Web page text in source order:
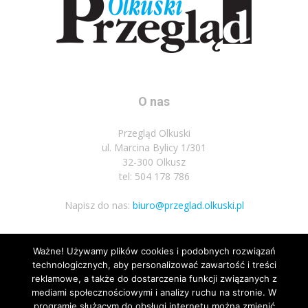
O nas
Przegląd Olkuski
ul. Marcina Bylicy 1/301
32-300 Olkusz
tel: 504 178 786
Napisz do nas: biuro@przeglad.olkuski.pl
Podążaj za nami
Ważne! Używamy plików cookies i podobnych rozwiązań
technologicznych, aby personalizować zawartość i treści
reklamowe, a także do dostarczenia funkcji związanych z
mediami społecznościowymi i analizy ruchu na stronie. W